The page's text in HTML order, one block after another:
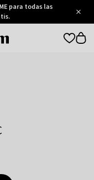
para todas las